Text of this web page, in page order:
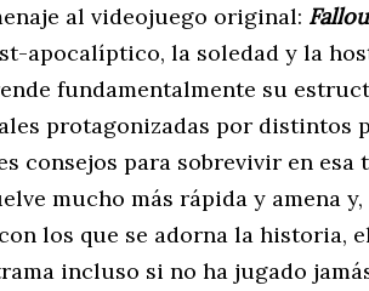
al videojuego original:
apocalíptico, la soledad y la
fundamentalmente su
protagonizadas por distintos
consejos para sobrevivir en esa
mucho más rápida y amena
los que se adorna la historia,
incluso si no ha jugado